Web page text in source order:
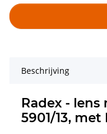
Beschrijving
Radex - lens
5901/13, met